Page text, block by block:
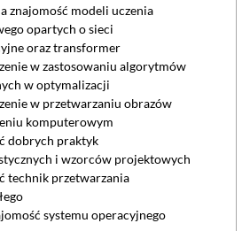
znajomość modeli uczenia
opartych o sieci
oraz transformer
w zastosowaniu algorytmów
w optymalizacji
w przetwarzaniu obrazów
komputerowym
dobrych praktyk
i wzorców projektowych
technik przetwarzania
systemu operacyjnego